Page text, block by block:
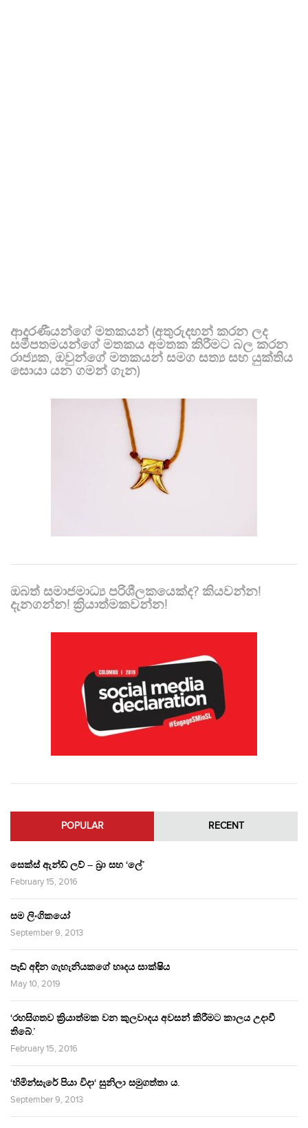
ආදරණීයන්ගේ මතකයන් (අතුරුදහන් කරන ලද
සමීපතමයන්ගේ මතකය අමතක කිරීමට බල කරන
රාජ්‍යක, ඔවුන්ගේ මතකයන් සමග සත්‍ය සහ යුක්තිය
සොයා යන ගමන් ගැන)
ඔබත් සමාජමාධ්‍ය පරිශීලකයෙක්ද? කියවන්න!
දැනගන්න! ක්‍රියාත්මකවන්න!
POPULAR RECENT
සෙක්ස් ඇන්ඩ් ලව් – බ්‍රා සහ ‘ලේ’
February 15, 2016
සම ලිංගිකයෝ
September 9, 2013
පෑඩ් අඳින ගැහැනියකගේ හෘදය සාක්ෂිය
May 10, 2019
‘රහසිගතව ක්‍රියාත්මක වන කුලවාදය අවසන් කිරීමට කාලය උදාවී
තිබේ.’
February 15, 2016
‘හිමින්සැරේ පියා විදා‘ සුනිලා සමුගත්තා ය.
September 9, 2013